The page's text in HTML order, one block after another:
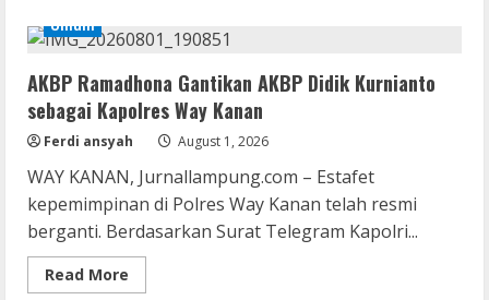
Excel
Activated
Worked]
FileCR
Umum
AKBP Ramadhona Gantikan AKBP Didik Kurnianto
sebagai Kapolres Way Kanan
Ferdi ansyah August 1, 2026
WAY KANAN, Jurnallampung.com – Estafet
kepemimpinan di Polres Way Kanan telah resmi
berganti. Berdasarkan Surat Telegram Kapolri...
Read More
more